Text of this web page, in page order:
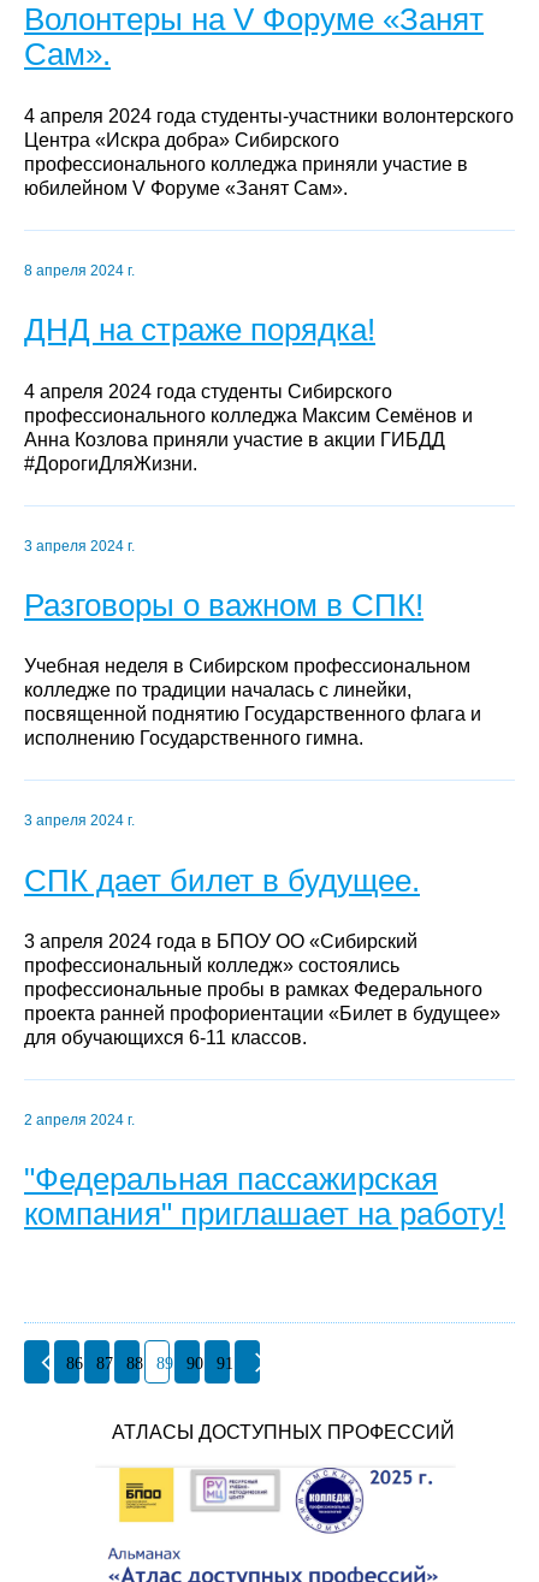
Волонтеры на V Форуме «Занят
Сам».
4 апреля 2024 года студенты-участники волонтерского
Центра «Искра добра» Сибирского
профессионального колледжа приняли участие в
юбилейном V Форуме «Занят Сам».
8 апреля 2024 г.
ДНД на страже порядка!
4 апреля 2024 года студенты Сибирского
профессионального колледжа Максим Семёнов и
Анна Козлова приняли участие в акции ГИБДД
#ДорогиДляЖизни.
3 апреля 2024 г.
Разговоры о важном в СПК!
Учебная неделя в Сибирском профессиональном
колледже по традиции началась с линейки,
посвященной поднятию Государственного флага и
исполнению Государственного гимна.
3 апреля 2024 г.
СПК дает билет в будущее.
3 апреля 2024 года в БПОУ ОО «Сибирский
профессиональный колледж» состоялись
профессиональные пробы в рамках Федерального
проекта ранней профориентации «Билет в будущее»
для обучающихся 6-11 классов.
2 апреля 2024 г.
"Федеральная пассажирская
компания" приглашает на работу!
86 87 88 89 90 91
АТЛАСЫ ДОСТУПНЫХ ПРОФЕССИЙ